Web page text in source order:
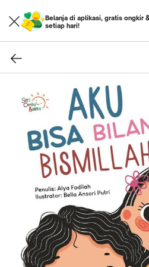
Belanja di aplikasi, gratis ongkir
setiap hari!